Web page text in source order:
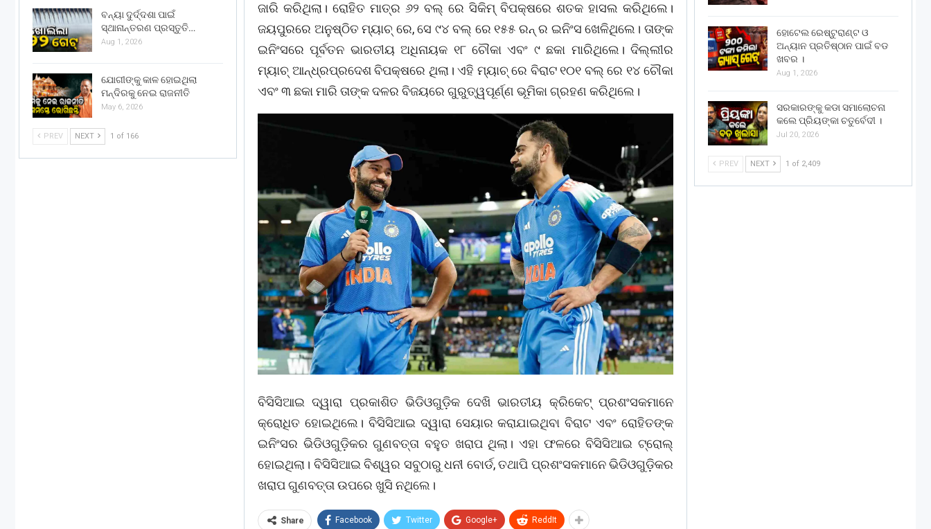
ଜାରି କରିଥିଲା। ରୋହିତ ମାତ୍ର ୬୨ ବଲ୍ ରେ ସିକିମ୍ ବିପକ୍ଷରେ ଶତକ ହାସଲ କରିଥିଲେ।
ଜୟପୁରରେ ଅନୁଷ୍ଠିତ ମ୍ୟାଚ୍ ରେ, ସେ ୯୪ ବଲ୍ ରେ ୧୫୫ ରନ୍ ର ଇନିଂସ ଖେଳିଥିଲେ। ତାଙ୍କ
ଇନିଂସରେ ପୂର୍ବତନ ଭାରତୀୟ ଅଧିନାୟକ ୧୮ ଚୌକା ଏବଂ ୯ ଛକା ମାରିଥିଲେ। ଦିଲ୍ଲୀର
ମ୍ୟାଚ୍ ଆନ୍ଧ୍ରପ୍ରଦେଶ ବିପକ୍ଷରେ ଥିଲା। ଏହି ମ୍ୟାଚ୍ ରେ ବିରାଟ ୧୦୧ ବଲ୍ ରେ ୧୪ ଚୌକା
ଏବଂ ୩ ଛକା ମାରି ତାଙ୍କ ଦଳର ବିଜୟରେ ଗୁରୁତ୍ୱପୂର୍ଣ୍ଣ ଭୂମିକା ଗ୍ରହଣ କରିଥିଲେ।
ବିସିସିଆଇ ଦ୍ୱାରା ପ୍ରକାଶିତ ଭିଡିଓଗୁଡ଼ିକ ଦେଖି ଭାରତୀୟ କ୍ରିକେଟ୍ ପ୍ରଶଂସକମାନେ
କ୍ରୋଧିତ ହୋଇଥିଲେ। ବିସିସିଆଇ ଦ୍ୱାରା ସେୟାର କରାଯାଇଥିବା ବିରାଟ ଏବଂ ରୋହିତଙ୍କ
ଇନିଂସର ଭିଡିଓଗୁଡ଼ିକର ଗୁଣବତ୍ତା ବହୁତ ଖରାପ ଥିଲା। ଏହା ଫଳରେ ବିସିସିଆଇ ଟ୍ରୋଲ୍
ହୋଇଥିଲା। ବିସିସିଆଇ ବିଶ୍ୱର ସବୁଠାରୁ ଧନୀ ବୋର୍ଡ, ତଥାପି ପ୍ରଶଂସକମାନେ ଭିଡିଓଗୁଡ଼ିକର
ଖରାପ ଗୁଣବତ୍ତା ଉପରେ ଖୁସି ନଥିଲେ।
Share Facebook Twitter Google+ ReddIt
ହୋଟେଲ ରେଷ୍ଟୁରାଣ୍ଟ ଓ
ଅନ୍ୟାନ ପ୍ରତିଷ୍ଠାନ ପାଇଁ ବଡ
ଖବର ।
Aug 1, 2026
ସରକାରଙ୍କୁ କଡା ସମାଲୋଚନା
କଲେ ପ୍ରିୟଙ୍କା ଚତୁର୍ବେଦୀ ।
Jul 20, 2026
PREV NEXT 1 of 2,409
ବନ୍ୟା ଦୁର୍ଦ୍ଦଶା ପାଇଁ
ସ୍ଥାନାନ୍ତରଣ ପ୍ରସ୍ତୁତି…
Aug 1, 2026
ଯୋଗୀଙ୍କୁ କାଳ ହୋଇଥିଲା
ମନ୍ଦିରକୁ ନେଇ ରାଜନୀତି
May 6, 2026
PREV NEXT 1 of 166